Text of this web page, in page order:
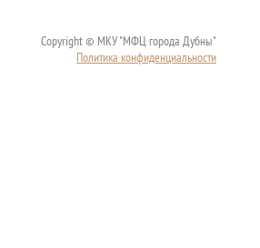
Copyright © МКУ "МФЦ города Дубны"
Политика конфиденциальности